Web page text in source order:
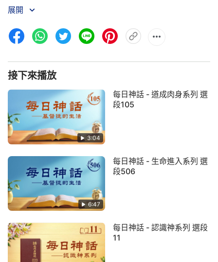
是神的計劃，在不久的將來將會實現。但神口所説的
墜，末日就在眼前了，大紅龍就在神的話中倒下了。
的所能來滿足神，道成肉身的神也親自在交戰之地與
仇敵作戰。道成的肉身所在之處正是仇敵滅亡之處，
中國首先第一個被摧毁，被神的手滅没，神對它絲毫
不留一點情面。子民越成熟證明大紅龍越垮台，這是
讓人明顯能看出來的，子民的成熟是仇敵滅亡的預
兆，這是「較量」的一點解釋。所以神多次提醒子民
要為神作那美好的見證，以結束「觀念」即大紅龍的
醜態在人心中的地位，神只是以多次的提醒來激起人
信心，以此方式來達到作工果效，因為神説「人能
做什麽！還不是我親自作嗎？」人都是這樣，不僅不
能做什麽，而且時常還灰心、失望，因此不能認識
人加添力量。
接着，神又向全宇開始説話，不僅在中國開展他
展開
接下來播放
3:04
每日神話 - 道成肉身系列 選
段105
6:47
每日神話 - 生命進入系列 選
段506
每日神話 - 認識神系列 選段
11